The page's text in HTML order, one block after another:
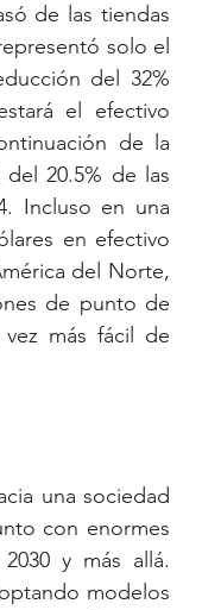
de las tiendas
solo el
del 32%
el efectivo
de la
20.5% de las
Incluso en una
en efectivo
del Norte,
de punto de
más fácil de
una sociedad
con enormes
y más allá.
modelos